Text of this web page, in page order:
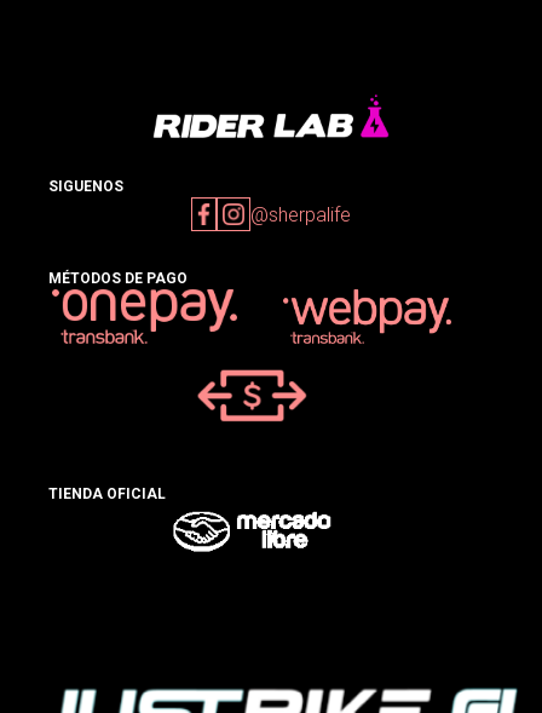
SIGUENOS
@sherpalife
MÉTODOS DE PAGO
TIENDA OFICIAL